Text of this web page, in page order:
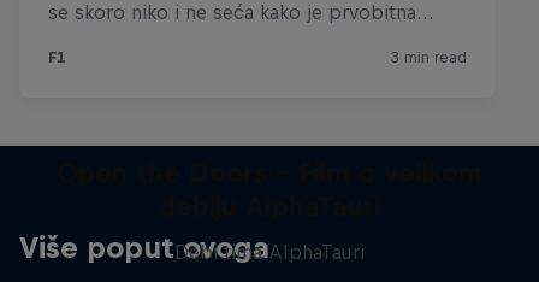
Više poput ovogaDebi tima AlphaTauri